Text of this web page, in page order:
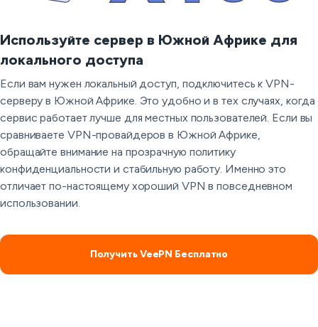
Используйте сервер в Южной Африке для
локального доступа
Если вам нужен локальный доступ, подключитесь к VPN-
серверу в Южной Африке. Это удобно и в тех случаях, когда
сервис работает лучше для местных пользователей. Если вы
сравниваете VPN-провайдеров в Южной Африке,
обращайте внимание на прозрачную политику
конфиденциальности и стабильную работу. Именно это
отличает по-настоящему хороший VPN в повседневном
использовании.
Получить VeePN Бесплатно